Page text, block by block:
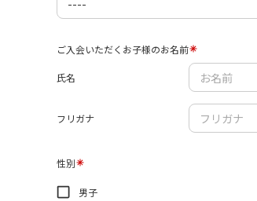
ご入会いただくお子様のお名前
氏名
フリガナ
性別
男子